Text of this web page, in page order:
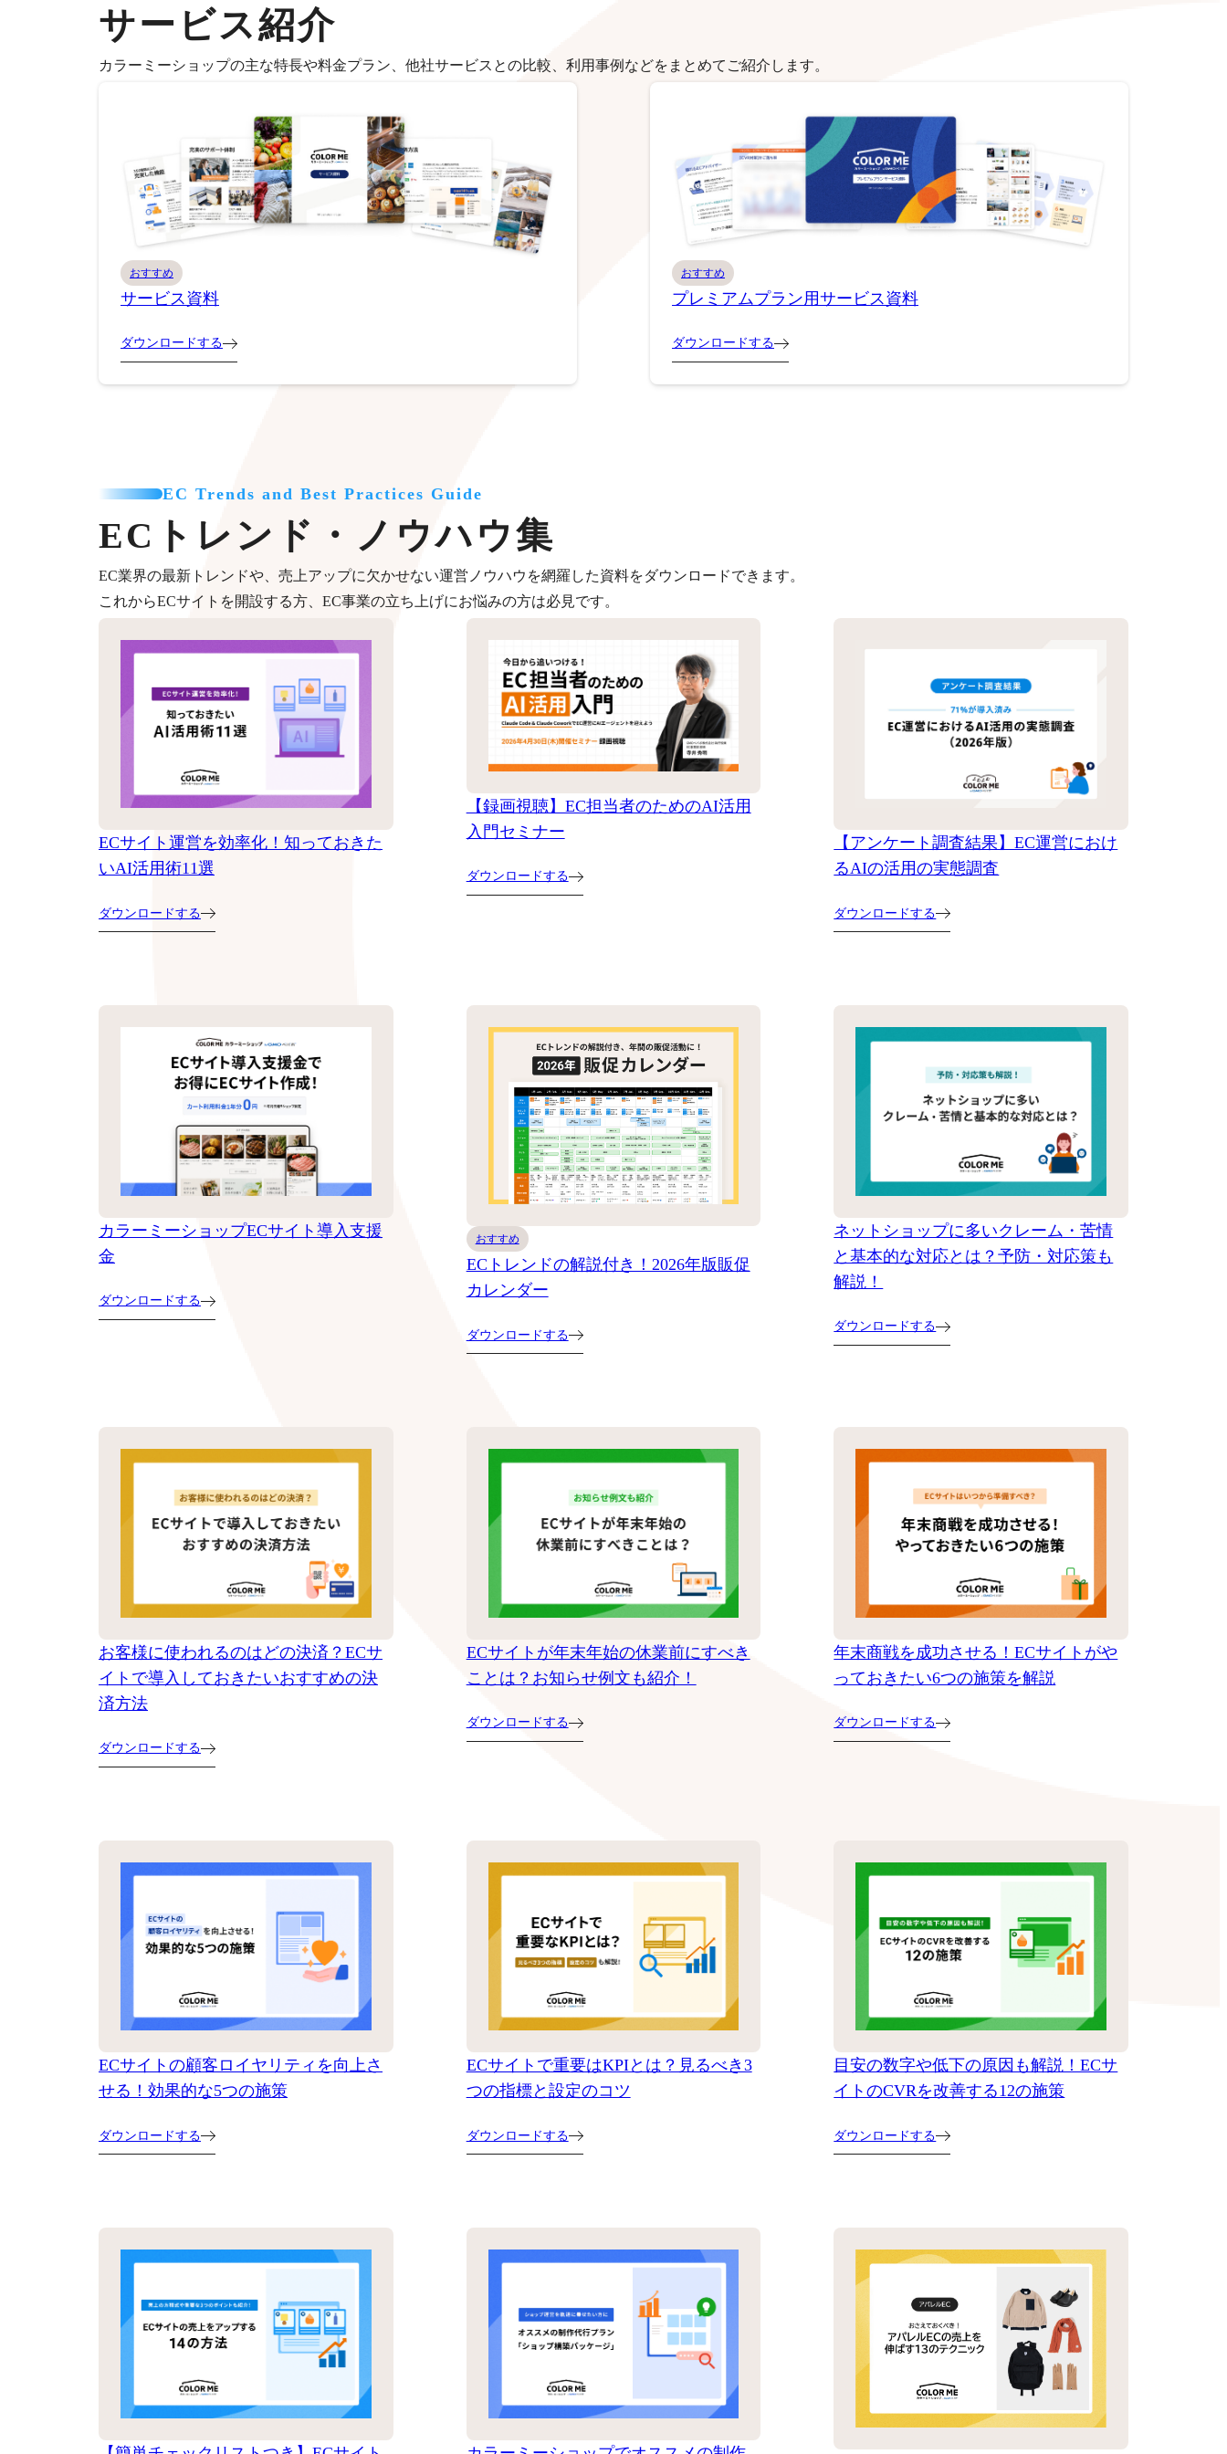
サービス紹介
カラーミーショップの主な特長や料金プラン、他社サービスとの比較、利用事例などをまとめてご紹介します。
おすすめ
サービス資料
ダウンロードする
おすすめ
プレミアムプラン用サービス資料
ダウンロードする
EC Trends and Best Practices Guide
ECトレンド・ノウハウ集
EC業界の最新トレンドや、売上アップに欠かせない運営ノウハウを網羅した資料をダウンロードできます。
これからECサイトを開設する方、EC事業の立ち上げにお悩みの方は必見です。
ECサイト運営を効率化！知っておきた
いAI活用術11選
ダウンロードする
【録画視聴】EC担当者のためのAI活用
入門セミナー
ダウンロードする
【アンケート調査結果】EC運営におけ
るAIの活用の実態調査
ダウンロードする
カラーミーショップECサイト導入支援
金
ダウンロードする
おすすめ
ECトレンドの解説付き！2026年版販促
カレンダー
ダウンロードする
ネットショップに多いクレーム・苦情
と基本的な対応とは？予防・対応策も
解説！
ダウンロードする
お客様に使われるのはどの決済？ECサ
イトで導入しておきたいおすすめの決
済方法
ダウンロードする
ECサイトが年末年始の休業前にすべき
ことは？お知らせ例文も紹介！
ダウンロードする
年末商戦を成功させる！ECサイトがや
っておきたい6つの施策を解説
ダウンロードする
ECサイトの顧客ロイヤリティを向上さ
せる！効果的な5つの施策
ダウンロードする
ECサイトで重要はKPIとは？見るべき3
つの指標と設定のコツ
ダウンロードする
目安の数字や低下の原因も解説！ECサ
イトのCVRを改善する12の施策
ダウンロードする